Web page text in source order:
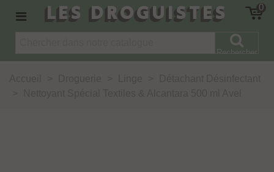
LES DROGUISTES 0
Rechercher